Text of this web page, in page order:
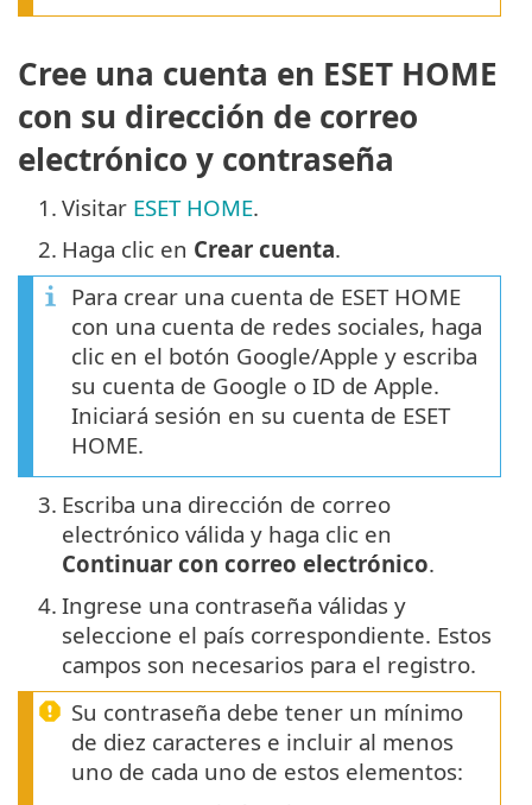
Cree una cuenta en ESET HOME
con su dirección de correo
electrónico y contraseña
1. Visitar ESET HOME.
2. Haga clic en Crear cuenta.
Para crear una cuenta de ESET HOME
con una cuenta de redes sociales, haga
clic en el botón Google/Apple y escriba
su cuenta de Google o ID de Apple.
Iniciará sesión en su cuenta de ESET
HOME.
3. Escriba una dirección de correo
electrónico válida y haga clic en
Continuar con correo electrónico.
4. Ingrese una contraseña válidas y
seleccione el país correspondiente. Estos
campos son necesarios para el registro.
Su contraseña debe tener un mínimo
de diez caracteres e incluir al menos
uno de cada uno de estos elementos: